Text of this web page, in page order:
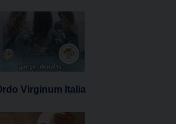
Virginum Italia